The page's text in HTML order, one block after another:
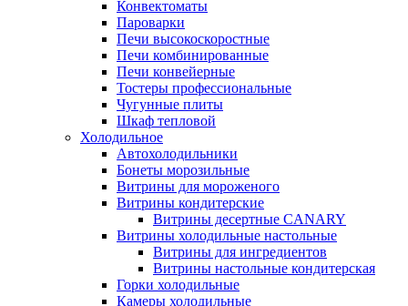
Конвектоматы
Пароварки
Печи высокоскоростные
Печи комбинированные
Печи конвейерные
Тостеры профессиональные
Чугунные плиты
Шкаф тепловой
Холодильное
Автохолодильники
Бонеты морозильные
Витрины для мороженого
Витрины кондитерские
Витрины десертные CANARY
Витрины холодильные настольные
Витрины для ингредиентов
Витрины настольные кондитерская
Горки холодильные
Камеры холодильные